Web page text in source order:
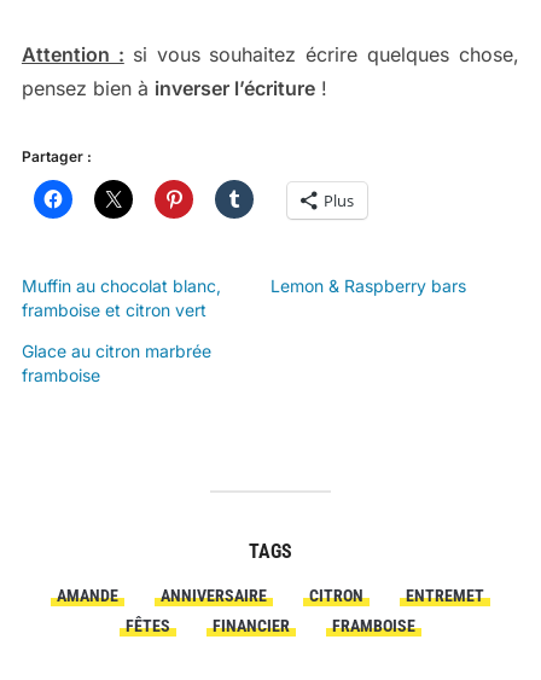
Attention : si vous souhaitez écrire quelques chose,
pensez bien à inverser l’écriture!
Partager :
Plus
Muffin au chocolat blanc,
framboise et citron vert
Lemon & Raspberry bars
Glace au citron marbrée
framboise
TAGS
AMANDE ANNIVERSAIRE CITRON
ENTREMET
FÊTES
FINANCIER FRAMBOISE